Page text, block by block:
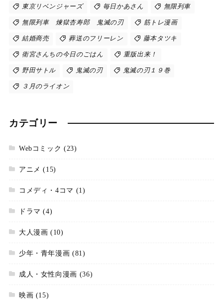
東京リベンジャーズ 毎日かあさん 無限列車
無限列車 煉獄杏寿郎 鬼滅の刃 筋トレ漫画
結婚商売 葬送のフリーレン 藤本タツキ
衛宮さんちの今日のごはん 重版出来！
野田サトル 鬼滅の刃 鬼滅の刃１９巻
３月のライオン
カテゴリー
Webコミック (23)
アニメ (15)
コメディ・4コマ (1)
ドラマ (4)
大人漫画 (10)
少年・青年漫画 (81)
成人・女性向漫画 (36)
映画 (15)